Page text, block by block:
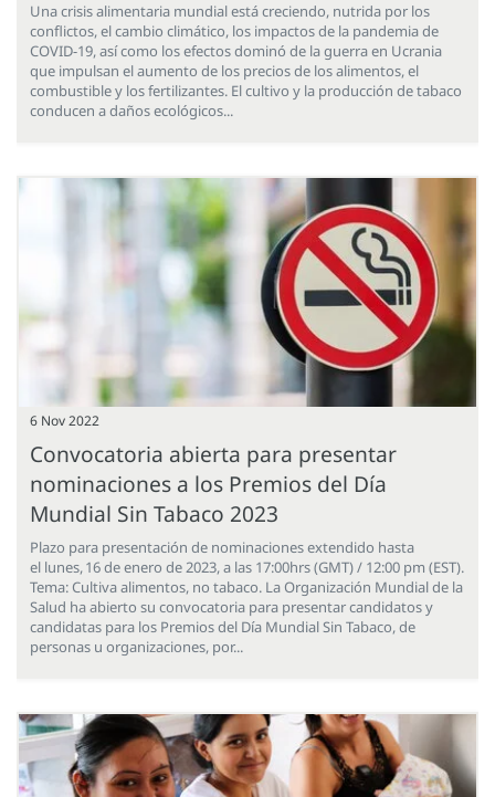
Una crisis alimentaria mundial está creciendo, nutrida por los
conflictos, el cambio climático, los impactos de la pandemia de
COVID-19, así como los efectos dominó de la guerra en Ucrania
que impulsan el aumento de los precios de los alimentos, el
combustible y los fertilizantes. El cultivo y la producción de tabaco
conducen a daños ecológicos...
6 Nov 2022
Convocatoria abierta para presentar
nominaciones a los Premios del Día
Mundial Sin Tabaco 2023
Plazo para presentación de nominaciones extendido hasta
el lunes, 16 de enero de 2023, a las 17:00hrs (GMT) / 12:00 pm (EST).
Tema: Cultiva alimentos, no tabaco. La Organización Mundial de la
Salud ha abierto su convocatoria para presentar candidatos y
candidatas para los Premios del Día Mundial Sin Tabaco, de
personas u organizaciones, por...